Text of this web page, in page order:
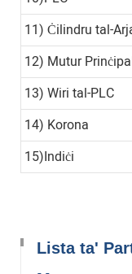
11) Ċilindru tal-
12) Mutur
13) Wiri tal-PLC
14) Korona
15)Indiċi
Lista ta'